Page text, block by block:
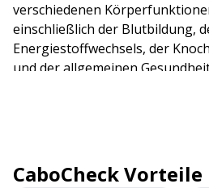
verschiedenen
einschließlich der Blutbildung,
Energiestoffwechsels, der
und der allgemeinen
CaboCheck Vorteile